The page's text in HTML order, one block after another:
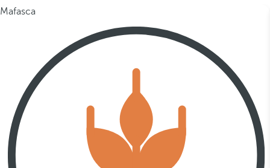
Mafasca